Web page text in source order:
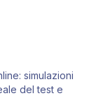
simulazioni
del test e